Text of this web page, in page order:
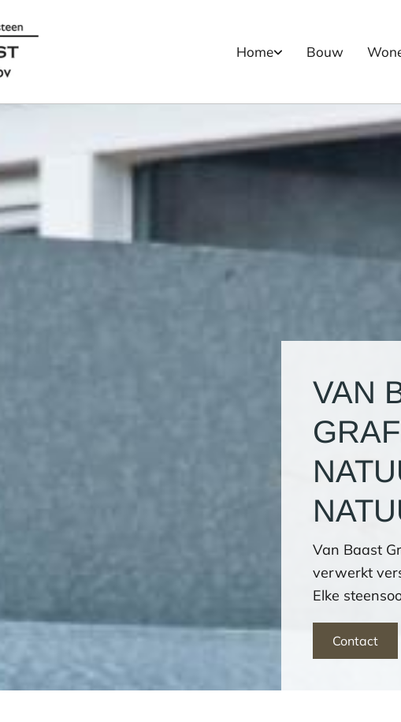
Home Bouw
VAN
Van Baast
verwerkt
Elke
Contact